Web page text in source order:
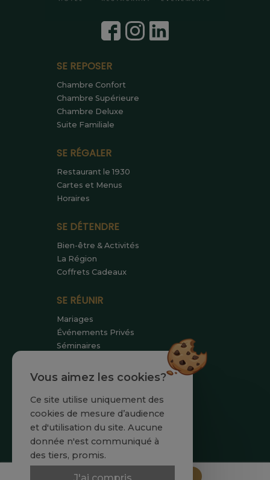
SE REPOSER
Chambre Confort
Chambre Supérieure
Chambre Deluxe
Suite Familiale
SE RÉGALER
Restaurant le 1930
Cartes et Menus
Horaires
SE DÉTENDRE
Bien-être & Activités
La Région
Coffrets Cadeaux
SE RÉUNIR
Mariages
Événements Privés
Séminaires
SE RENCONTRER
Engagements
Actualités
Vous aimez les cookies?
Ce site utilise uniquement des
cookies de mesure d’audience
et d'utilisation du site. Aucune
donnée n'est communiqué à
des tiers, promis.